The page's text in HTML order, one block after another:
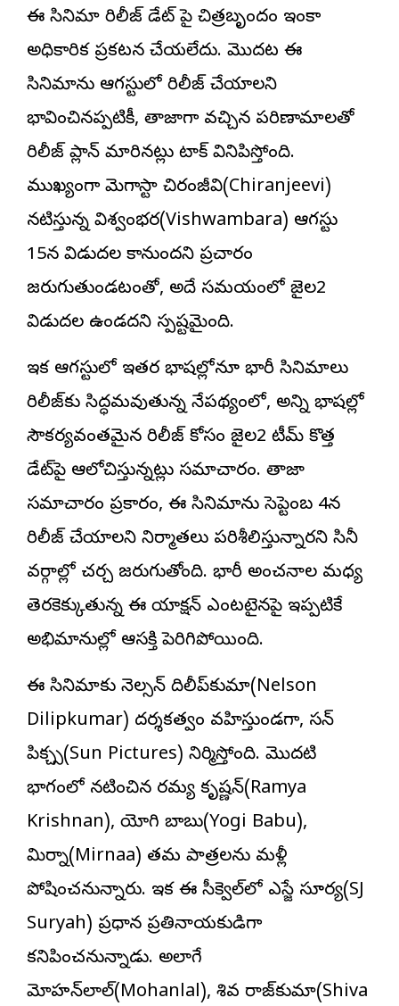
ఈ సినిమా రిలీజ్ డేట్ పై చిత్రబృందం ఇంకా
అధికారిక ప్రకటన చేయలేదు. మొదట ఈ
సినిమాను ఆగస్టులో రిలీజ్ చేయాలని
భావించినప్పటికీ, తాజాగా వచ్చిన పరిణామాలతో
రిలీజ్ ప్లాన్ మారినట్లు టాక్ వినిపిస్తోంది.
ముఖ్యంగా మెగాస్టార్ చిరంజీవి(Chiranjeevi)
నటిస్తున్న విశ్వంభ‌ర‌(Vishwambara) ఆగస్టు
15న విడుదల కానుందని ప్రచారం
జరుగుతుండటంతో, అదే సమయంలో జైలర్2
విడుదల ఉండదని స్పష్టమైంది.
ఇక ఆగస్టులో ఇతర భాషల్లోనూ భారీ సినిమాలు
రిలీజ్‌కు సిద్ధమవుతున్న నేపథ్యంలో, అన్ని భాషల్లో
సౌకర్యవంతమైన రిలీజ్ కోసం జైలర్2 టీమ్ కొత్త
డేట్‌పై ఆలోచిస్తున్నట్లు సమాచారం. తాజా
సమాచారం ప్రకారం, ఈ సినిమాను సెప్టెంబర్ 4న
రిలీజ్ చేయాలని నిర్మాతలు పరిశీలిస్తున్నారని సినీ
వర్గాల్లో చర్చ జరుగుతోంది. భారీ అంచనాల మధ్య
తెరకెక్కుతున్న ఈ యాక్షన్ ఎంటర్‌టైనర్‌పై ఇప్పటికే
అభిమానుల్లో ఆసక్తి పెరిగిపోయింది.
ఈ సినిమాకు నెల్స‌న్ దిలీప్‌కుమార్(Nelson
Dilipkumar) దర్శకత్వం వహిస్తుండగా, స‌న్
పిక్చ‌ర్స్(Sun Pictures) నిర్మిస్తోంది. మొదటి
భాగంలో నటించిన ర‌మ్య కృష్ణ‌న్(Ramya
Krishnan), యోగి బాబు(Yogi Babu),
మిర్నా(Mirnaa) తమ పాత్రలను మళ్లీ
పోషించనున్నారు. ఇక ఈ సీక్వెల్‌లో ఎస్జే సూర్య‌(SJ
Suryah) ప్రధాన ప్రతినాయకుడిగా
కనిపించనున్నాడు. అలాగే
మోహ‌న్‌లాల్‌(Mohanlal), శివ రాజ్‌కుమార్(Shiva